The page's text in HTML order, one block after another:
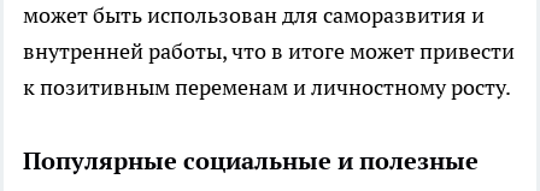
может быть использован для саморазвития и
внутренней работы, что в итоге может привести
к позитивным переменам и личностному росту.
Популярные социальные и полезные